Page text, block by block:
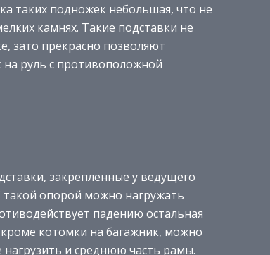
таких подножек небольшая, что не
камнях. Такие подставки не
зато прекрасно позволяют
на руль с противоположной
закрепленные у ведущего
такой опорой можно нагружать
падению остальная
котомки на багажник, можно
нагрузить и среднюю часть рамы.